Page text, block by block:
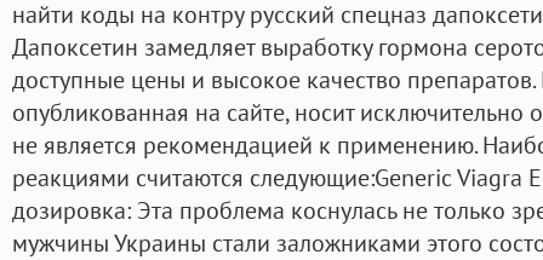
найти коды на контру русский спецназ
Дапоксетин замедляет выработку гормона
доступные цены и высокое качество
опубликованная на сайте, носит исключительно
не является рекомендацией к применению.
реакциями считаются следующие:Generic Viagra
дозировка: Эта проблема коснулась не только
мужчины Украины стали заложниками этого